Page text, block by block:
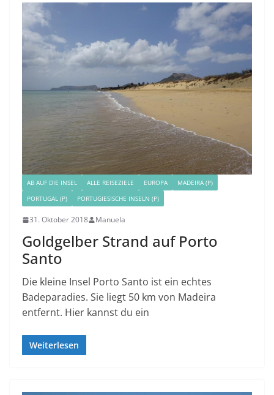
AB AUF DIE INSEL ALLE REISEZIELE EUROPA
MADEIRA (P)
PORTUGAL (P)
PORTUGIESISCHE INSELN (P)
31. Oktober 2018 Manuela
Goldgelber Strand auf Porto
Santo
Die kleine Insel Porto Santo ist ein echtes
Badeparadies. Sie liegt 50 km von Madeira
entfernt. Hier kannst du ein
Weiterlesen